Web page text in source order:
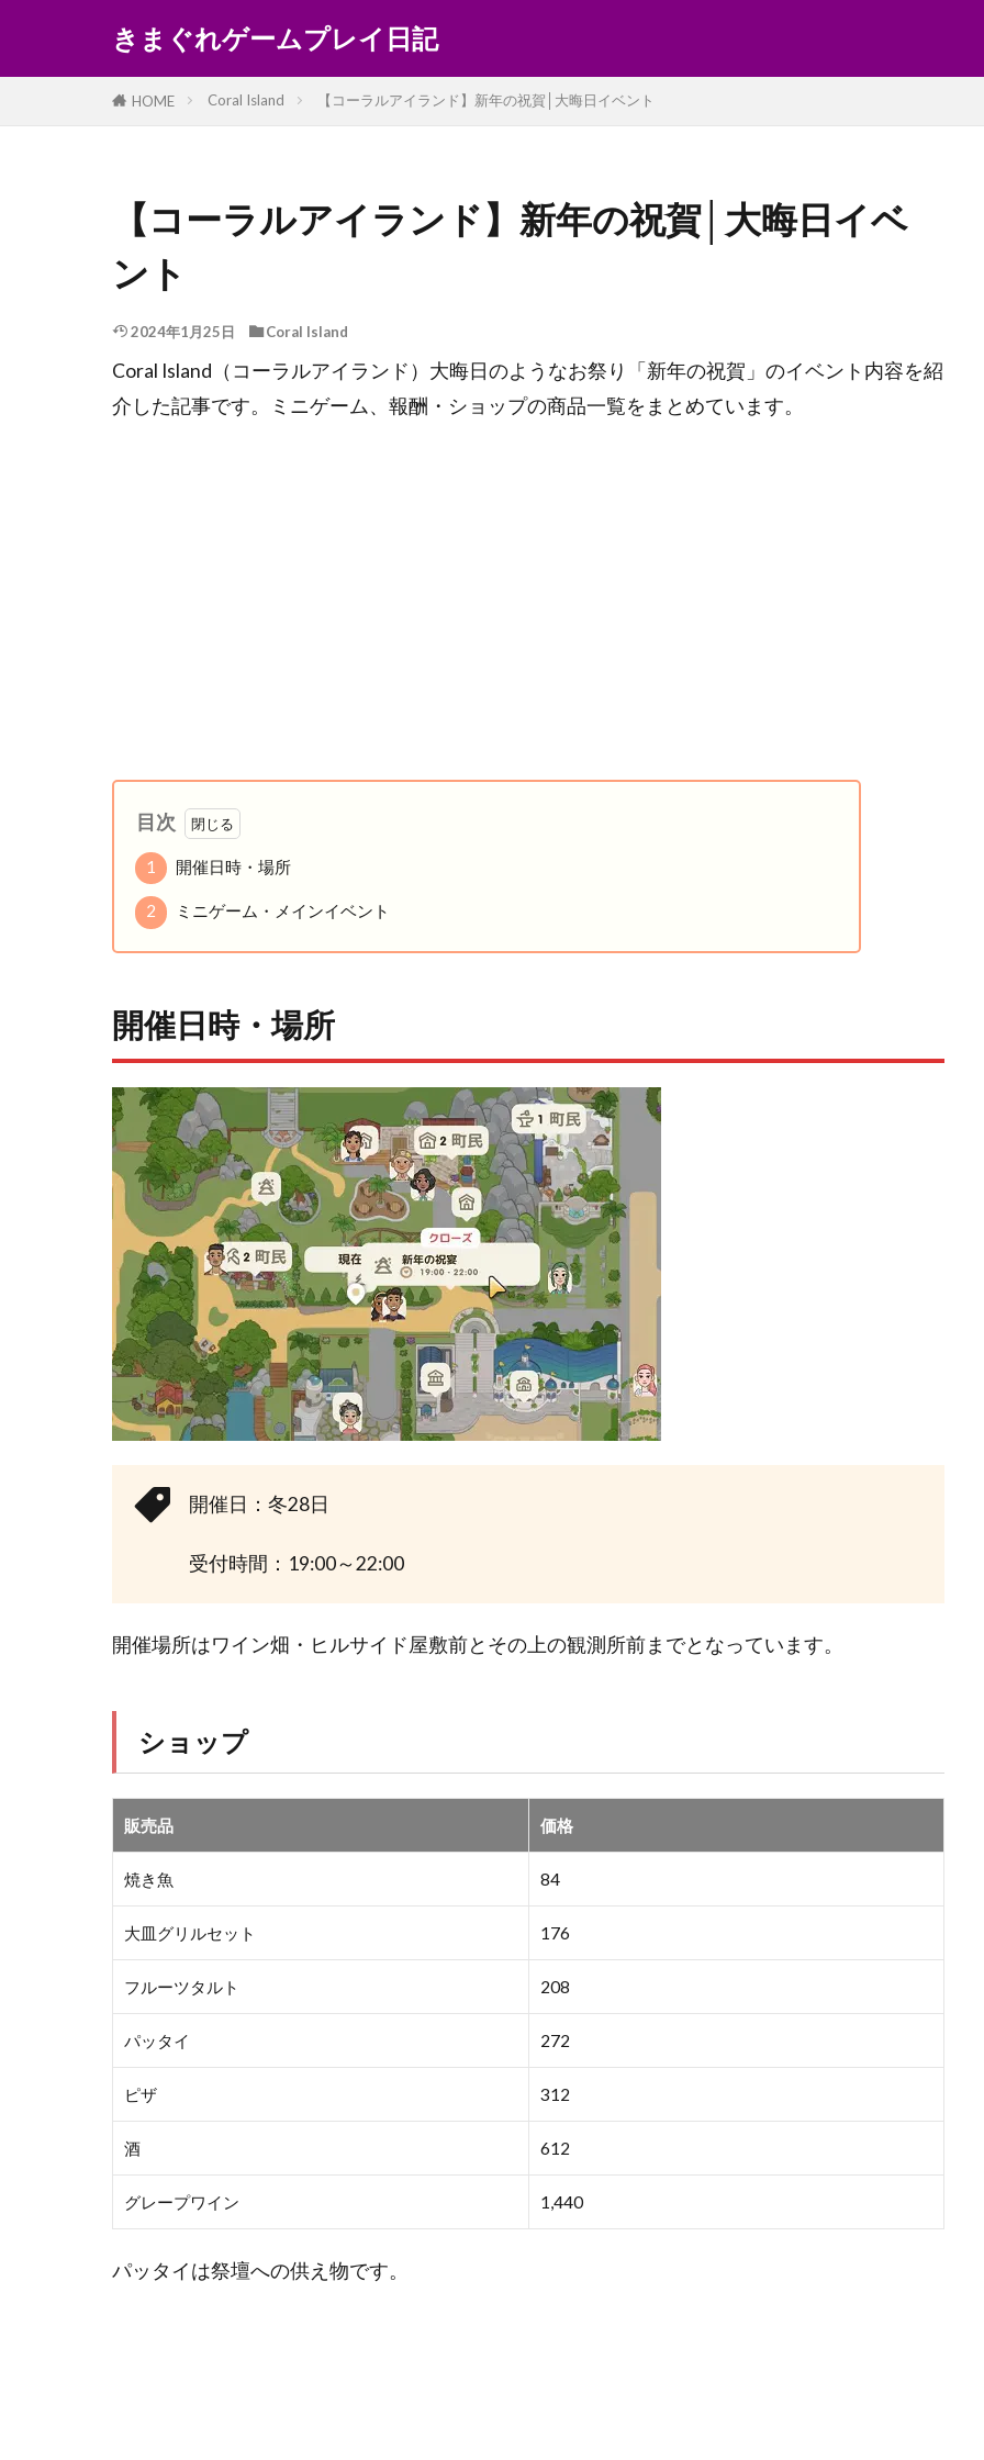
きまぐれゲームプレイ日記
HOME Coral Island 【コーラルアイランド】新年の祝賀│大晦日イベント
【コーラルアイランド】新年の祝賀│大晦日イベ
ント
2024年1月25日 Coral Island
Coral Island（コーラルアイランド）大晦日のようなお祭り「新年の祝賀」のイベント内容を紹
介した記事です。ミニゲーム、報酬・ショップの商品一覧をまとめています。
目次
1 開催日時・場所
2 ミニゲーム・メインイベント
開催日時・場所
開催日：冬28日
受付時間：19:00～22:00
開催場所はワイン畑・ヒルサイド屋敷前とその上の観測所前までとなっています。
ショップ
販売品 価格
焼き魚 84
大皿グリルセット 176
フルーツタルト 208
パッタイ 272
ピザ 312
酒 612
グレープワイン 1,440
パッタイは祭壇への供え物です。